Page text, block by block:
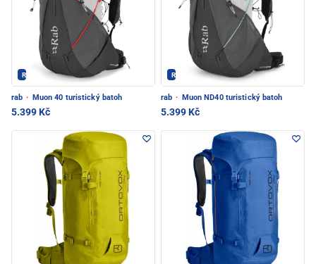
Rab - PEC POD SNĚŽKOU
rab · Muon 40 turistický batoh
5.399 Kč
Rab - PEC POD SNĚŽKOU
rab · Muon ND40 turistický batoh
5.399 Kč